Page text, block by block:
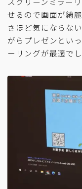
せるので画面が綺
さほど気にならな
がらプレゼンとい
ーリングが最適でし